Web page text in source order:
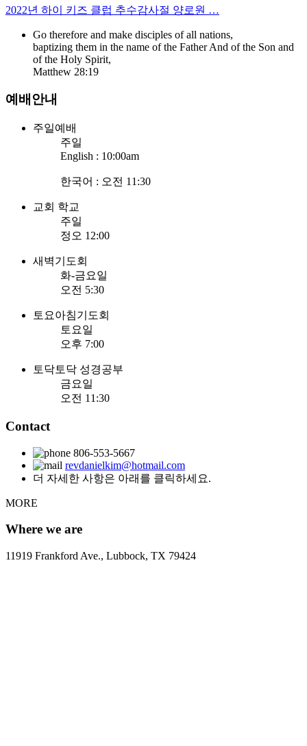
2022년 하이 키즈 클럽 추수감사절 양로원 …
Go therefore and make disciples of all nations,
baptizing them in the name of the Father And of the Son and
of the Holy Spirit,
Matthew 28:19
예배안내
주일예배
주일
English : 10:00am
한국어 : 오전 11:30
교회 학교
주일
정오 12:00
새벽기도회
화-금요일
오전 5:30
토요아침기도회
토요일
오후 7:00
토닥토닥 성경공부
금요일
오전 11:30
Contact
806-553-5667
revdanielkim@hotmail.com
더 자세한 사항은 아래를 클릭하세요.
MORE
Where we are
11919 Frankford Ave., Lubbock, TX 79424